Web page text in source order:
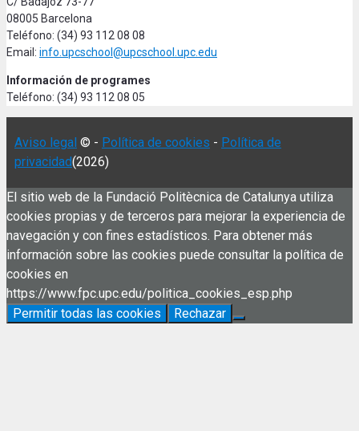
08005 Barcelona
Teléfono: (34) 93 112 08 08
Email: info.upcschool@upcschool.upc.edu
Información de programes
Teléfono: (34) 93 112 08 05
Aviso legal © - Política de cookies - Política de
privacidad(2026)
El sitio web de la Fundació Politècnica de Catalunya utiliza
cookies propias y de terceros para mejorar la experiencia de
navegación y con fines estadísticos. Para obtener más
información sobre las cookies puede consultar la política de
cookies en
https://www.fpc.upc.edu/politica_cookies_esp.php
Permitir todas las cookies
Rechazar